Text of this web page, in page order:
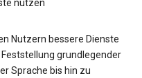
nutzen
Nutzern bessere Dienste
grundlegender
Sprache bis hin zu